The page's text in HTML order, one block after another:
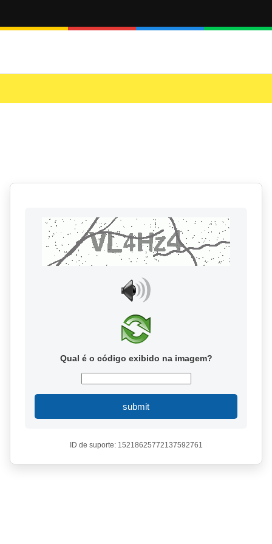
Qual é o código exibido na imagem?
submit
ID de suporte: 15218625772137592761